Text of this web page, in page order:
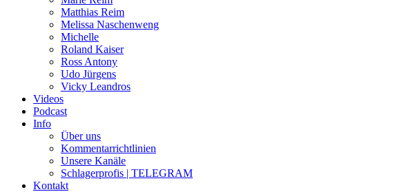
Matthias Reim
Melissa Naschenweng
Michelle
Roland Kaiser
Ross Antony
Udo Jürgens
Vicky Leandros
Videos
Podcast
Info
Über uns
Kommentarrichtlinien
Unsere Kanäle
Schlagerprofis | TELEGRAM
Kontakt